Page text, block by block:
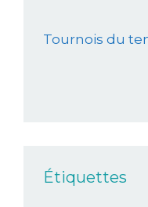
Tournois du
Étiquettes